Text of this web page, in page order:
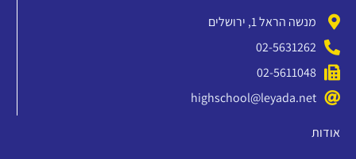
מנשה הראל 1, ירושלים
02-5631262
02-5611048
highschool@leyada.net
אודות